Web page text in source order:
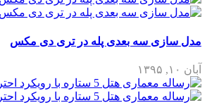
مدل سازی سه بعدی پله در تری دی مکس
آبان ۱۰, ۱۳۹۵